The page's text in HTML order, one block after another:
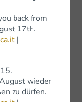
back from
17th.
|
wieder
zu dürfen.